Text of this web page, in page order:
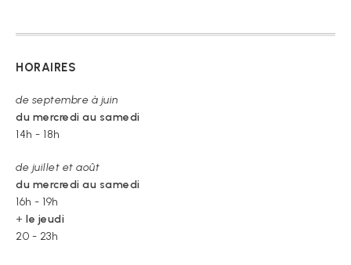
HORAIRES
de septembre à juin
du mercredi au samedi
14h - 18h
de juillet et août
du mercredi au samedi
16h - 19h
+ le jeudi
20 - 23h